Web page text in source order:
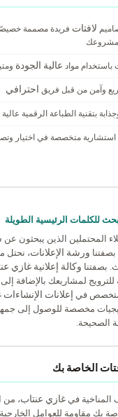
لافتات فريدة مصممة
بمشروعك
باستخدام مواد عالية الجودة
وآمن من قبل فريق احترافي
بتقنية الطباعة الرقمية عالية
متخصصة في اختيار
للكلمات الرئيسية الطويلة
المحتملين الذين يبحثون عن
بصفتنا ورشة الإعلانات، نحتل
بصفتنا وكالة إعلانية غازي
للترويج لمشاريعك بالإضافة إلى
في إعلانات
مخصصة للوصول إلى
الصحيحة.
الخاصة بك
المناخية في غازي عنتاب، من
بك مقاومة للعوامل